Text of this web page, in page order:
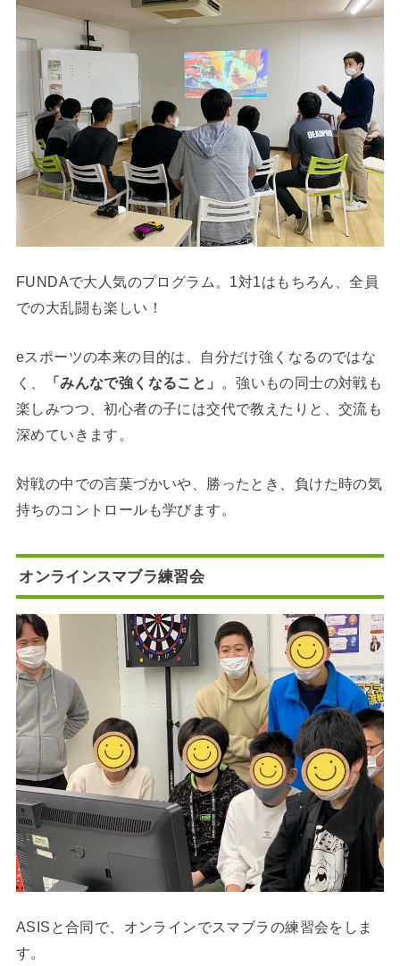
FUNDAで大人気のプログラム。1対1はもちろん、全員
での大乱闘も楽しい！
eスポーツの本来の目的は、自分だけ強くなるのではな
く、
「みんなで強くなること」
。強いもの同士の対戦も
楽しみつつ、初心者の子には交代で教えたりと、交流も
深めていきます。
対戦の中での言葉づかいや、勝ったとき、負けた時の気
持ちのコントロールも学びます。
オンラインスマブラ練習会
ASISと合同で、オンラインでスマブラの練習会をしま
す。